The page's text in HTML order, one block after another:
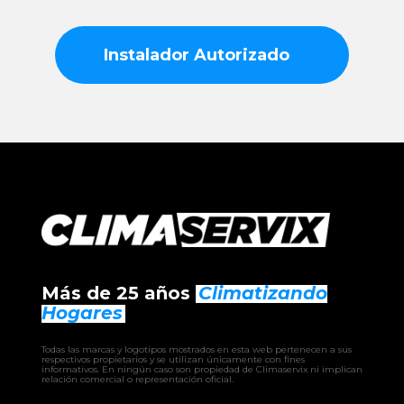
Instalador Autorizado
Más de 25 años Climatizando
Hogares
Todas las marcas y logotipos mostrados en esta web pertenecen a sus
respectivos propietarios y se utilizan únicamente con fines
informativos. En ningún caso son propiedad de Climaservix ni implican
relación comercial o representación oficial.